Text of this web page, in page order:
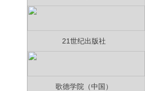
21世纪出版社
歌德学院（中国）